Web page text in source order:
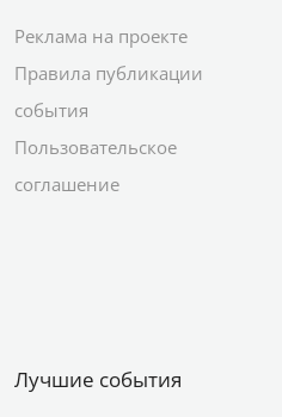
Реклама на проекте
Правила публикации
события
Пользовательское
соглашение
Лучшие события